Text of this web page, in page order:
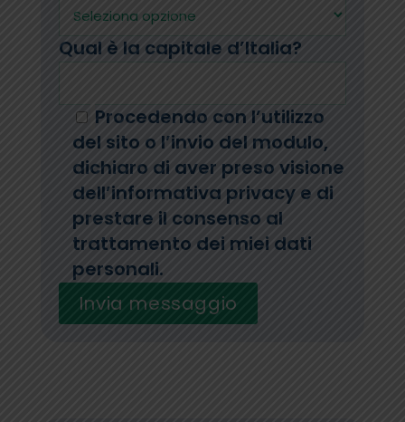
Qual è la capitale d’Italia?
Procedendo con l’utilizzo
del sito o l’invio del modulo,
dichiaro di aver preso visione
dell’informativa privacy e di
prestare il consenso al
trattamento dei miei dati
personali.